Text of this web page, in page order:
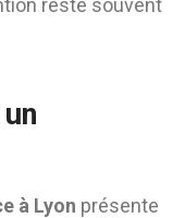
reste souvent
à Lyon présente